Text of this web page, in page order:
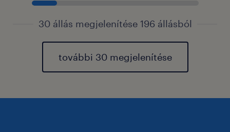
30 állás megjelenítése 196 állásból
további 30 megjelenítése